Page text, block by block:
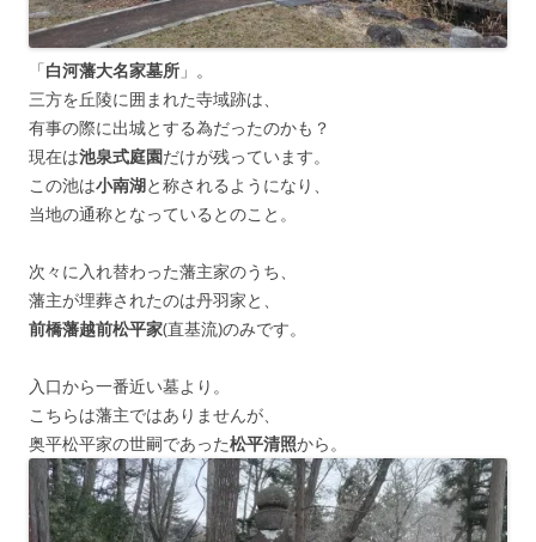
「白河藩大名家墓所 」。
三方を丘陵に囲まれた寺域跡は、
有事の際に出城とする為だったのかも？
現在は池泉式庭園だけが残っています。
この池は小南湖と称されるようになり、
当地の通称となっているとのこと。
次々に入れ替わった藩主家のうち、
藩主が埋葬されたのは丹羽家と、
前橋藩越前松平家(直基流)のみです。
入口から一番近い墓より。
こちらは藩主ではありませんが、
奥平松平家の世嗣であった松平清照から。